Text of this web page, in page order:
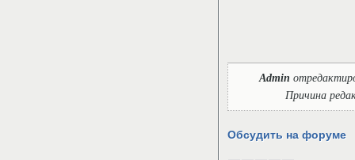
Admin
Причина
Обсудить на форуме